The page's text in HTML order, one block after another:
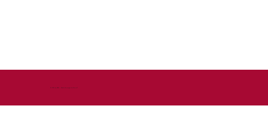
© 2026 by DEM - Diseño Estrategico de Marca™